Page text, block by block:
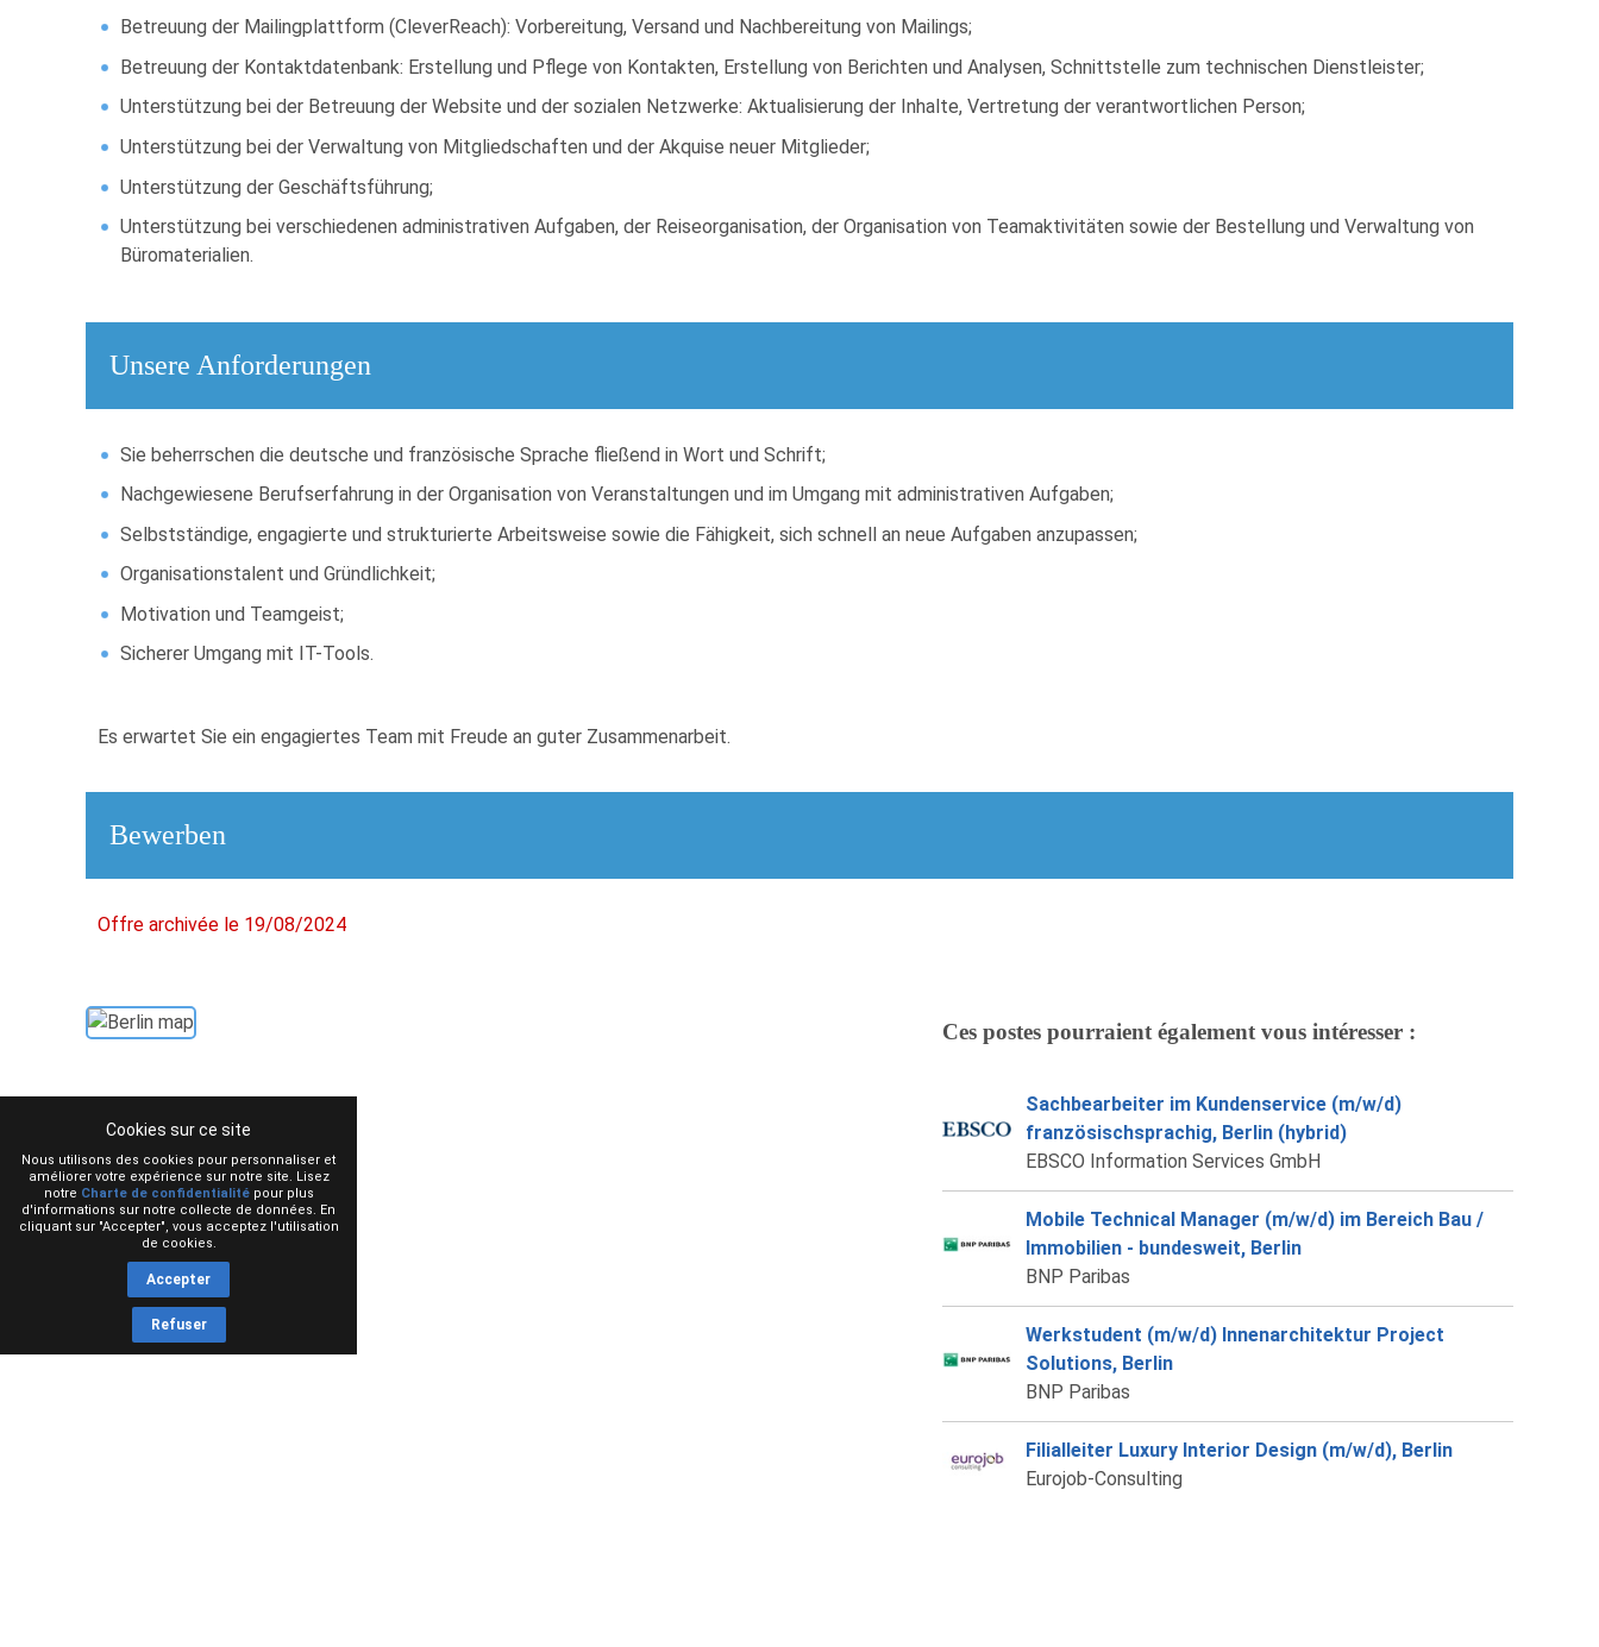
Betreuung der Mailingplattform (CleverReach): Vorbereitung, Versand und Nachbereitung von Mailings;
Betreuung der Kontaktdatenbank: Erstellung und Pflege von Kontakten, Erstellung von Berichten und Analysen, Schnittstelle zum technischen Dienstleister;
Unterstützung bei der Betreuung der Website und der sozialen Netzwerke: Aktualisierung der Inhalte, Vertretung der verantwortlichen Person;
Unterstützung bei der Verwaltung von Mitgliedschaften und der Akquise neuer Mitglieder;
Unterstützung der Geschäftsführung;
Unterstützung bei verschiedenen administrativen Aufgaben, der Reiseorganisation, der Organisation von Teamaktivitäten sowie der Bestellung und Verwaltung von
Büromaterialien.
Unsere Anforderungen
Sie beherrschen die deutsche und französische Sprache fließend in Wort und Schrift;
Nachgewiesene Berufserfahrung in der Organisation von Veranstaltungen und im Umgang mit administrativen Aufgaben;
Selbstständige, engagierte und strukturierte Arbeitsweise sowie die Fähigkeit, sich schnell an neue Aufgaben anzupassen;
Organisationstalent und Gründlichkeit;
Motivation und Teamgeist;
Sicherer Umgang mit IT-Tools.
Es erwartet Sie ein engagiertes Team mit Freude an guter Zusammenarbeit.
Bewerben
Offre archivée le 19/08/2024
Ces postes pourraient également vous intéresser :
Sachbearbeiter im Kundenservice (m/w/d)
französischsprachig, Berlin (hybrid)
EBSCO Information Services GmbH
Mobile Technical Manager (m/w/d) im Bereich Bau /
Immobilien - bundesweit, Berlin
BNP Paribas
Werkstudent (m/w/d) Innenarchitektur Project
Solutions, Berlin
BNP Paribas
Filialleiter Luxury Interior Design (m/w/d), Berlin
Eurojob-Consulting
Cookies sur ce site
Nous utilisons des cookies pour personnaliser et
améliorer votre expérience sur notre site. Lisez
notre Charte de confidentialitépour plus
d'informations sur notre collecte de données. En
cliquant sur "Accepter", vous acceptez l'utilisation
de cookies.
Accepter
Refuser